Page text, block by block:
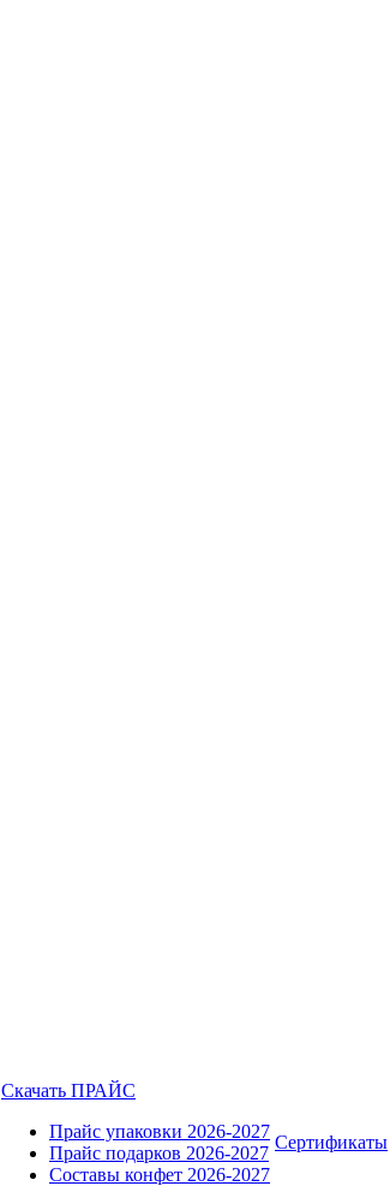
Скачать ПРАЙС
Прайс упаковки 2026-2027
Прайс подарков 2026-2027
Составы конфет 2026-2027
Сертификаты